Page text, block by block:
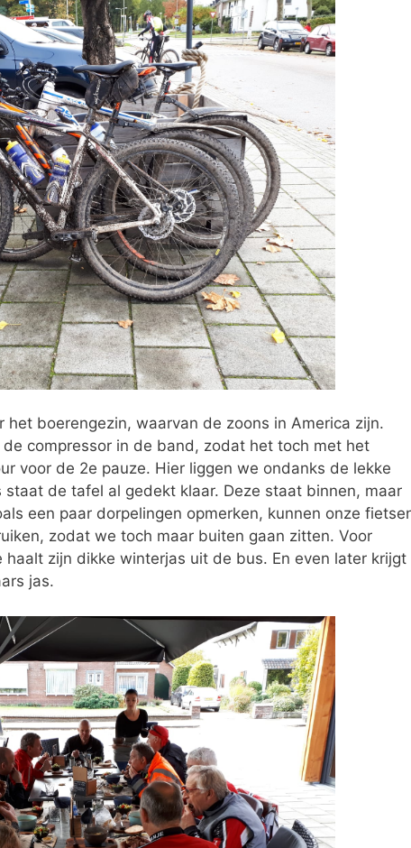
boerengezin, waarvan de zoons in America zijn.
compressor in de band, zodat het toch met het
voor de 2e pauze. Hier liggen we ondanks de lekke
de tafel al gedekt klaar. Deze staat binnen, maar
een paar dorpelingen opmerken, kunnen onze
zodat we toch maar buiten gaan zitten. Voor
zijn dikke winterjas uit de bus. En even later krijgt
jas.